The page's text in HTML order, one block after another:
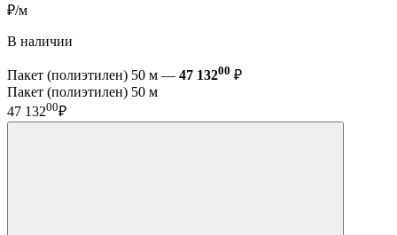
₽/м
В наличии
Пакет (полиэтилен) 50 м — 47 13200 ₽
Пакет (полиэтилен) 50 м
47 13200₽